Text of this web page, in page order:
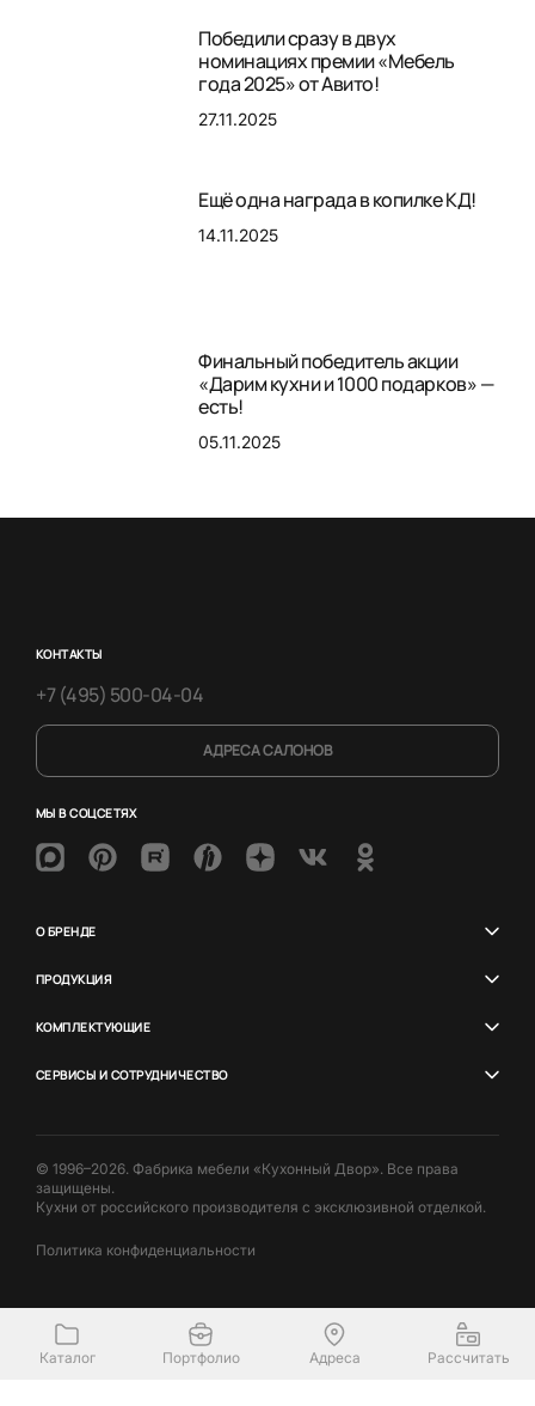
Победили сразу в двух
номинациях премии «Мебель
года 2025» от Авито!
27.11.2025
Ещё одна награда в копилке КД!
14.11.2025
Финальный победитель акции
«Дарим кухни и 1000 подарков» —
есть!
05.11.2025
КОНТАКТЫ
+7 (495) 500-04-04
АДРЕСА САЛОНОВ
МЫ В СОЦСЕТЯХ
О БРЕНДЕ
ПРОДУКЦИЯ
КОМПЛЕКТУЮЩИЕ
СЕРВИСЫ И СОТРУДНИЧЕСТВО
© 1996–2026. Фабрика мебели «Кухонный Двор». Все права
защищены.
Кухни от российского производителя с эксклюзивной отделкой.
Политика конфиденциальности
Каталог Портфолио Адреса Рассчитать